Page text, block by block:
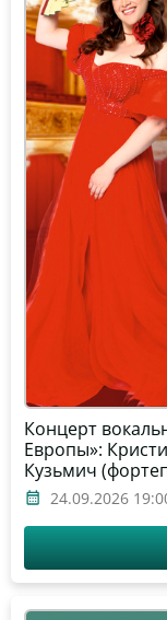
Концерт
Европы»:
Кузьмич
24.09.2026